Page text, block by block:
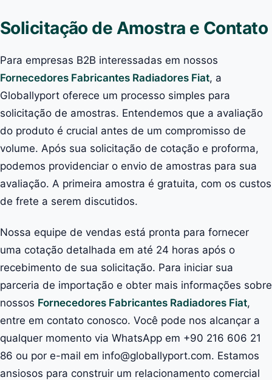
Solicitação de Amostra e Contato
Para empresas B2B interessadas em nossos
Fornecedores Fabricantes Radiadores Fiat, a
Globallyport oferece um processo simples para
solicitação de amostras. Entendemos que a avaliação
do produto é crucial antes de um compromisso de
volume. Após sua solicitação de cotação e proforma,
podemos providenciar o envio de amostras para sua
avaliação. A primeira amostra é gratuita, com os custos
de frete a serem discutidos.
Nossa equipe de vendas está pronta para fornecer
uma cotação detalhada em até 24 horas após o
recebimento de sua solicitação. Para iniciar sua
parceria de importação e obter mais informações sobre
nossos Fornecedores Fabricantes Radiadores Fiat,
entre em contato conosco. Você pode nos alcançar a
qualquer momento via WhatsApp em +90 216 606 21
86 ou por e-mail em info@globallyport.com. Estamos
ansiosos para construir um relacionamento comercial